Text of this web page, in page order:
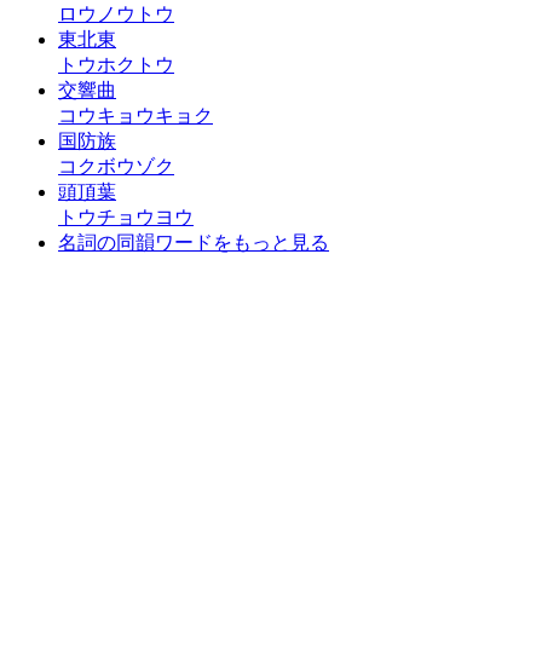
ロウノウトウ
東北東
トウホクトウ
交響曲
コウキョウキョク
国防族
コクボウゾク
頭頂葉
トウチョウヨウ
名詞の同韻ワードをもっと見る